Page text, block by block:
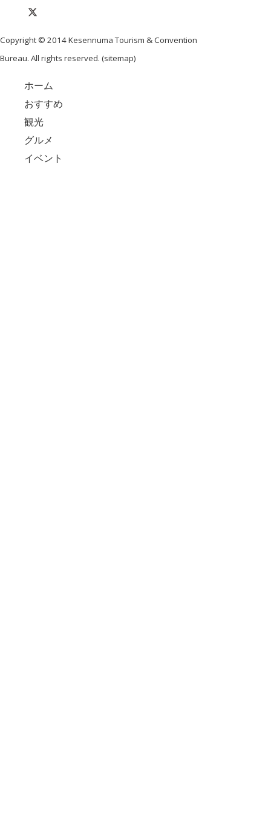
Copyright © 2014 Kesennuma Tourism & Convention
Bureau. All rights reserved. (sitemap)
ホーム
おすすめ
観光
グルメ
イベント